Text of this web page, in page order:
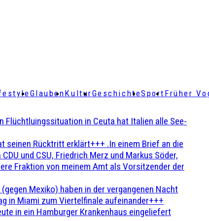
GlaubenKulturGeschichteSport Früher
Flüchtluingssituation in Ceuta hat Italien alle See-
seinen Rücktritt erklärt+++ .In einem Brief an die
und CSU, Friedrich Merz und Markus Söder,
Fraktion von meinem Amt als Vorsitzender der
Mexiko) haben in der vergangenen Nacht
in Miami zum Viertelfinale aufeinander+++
in ein Hamburger Krankenhaus eingeliefert